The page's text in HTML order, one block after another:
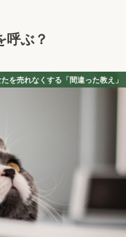
呼ぶ？
たを売れなくする「間違った教え」